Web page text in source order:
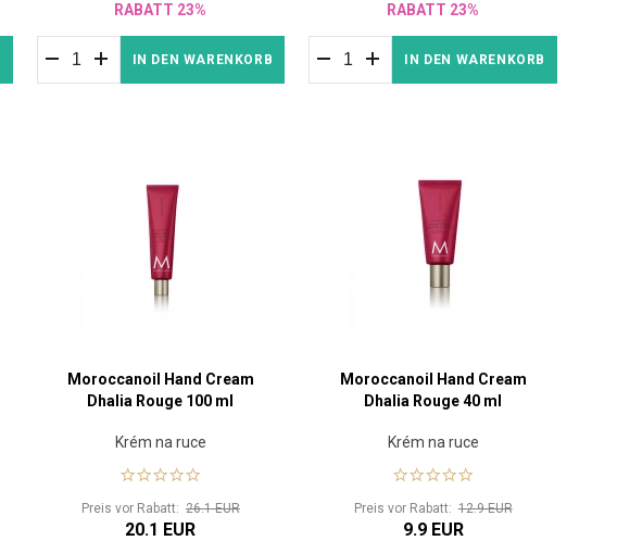
RABATT 23%
IN DEN WARENKORB
RABATT 23%
IN DEN WARENKORB
Moroccanoil Hand Cream
Dhalia Rouge 100 ml
Krém na ruce
Preis vor Rabatt: 26.1 EUR
20.1 EUR
Moroccanoil Hand Cream
Dhalia Rouge 40 ml
Krém na ruce
Preis vor Rabatt:12.9 EUR
9.9 EUR